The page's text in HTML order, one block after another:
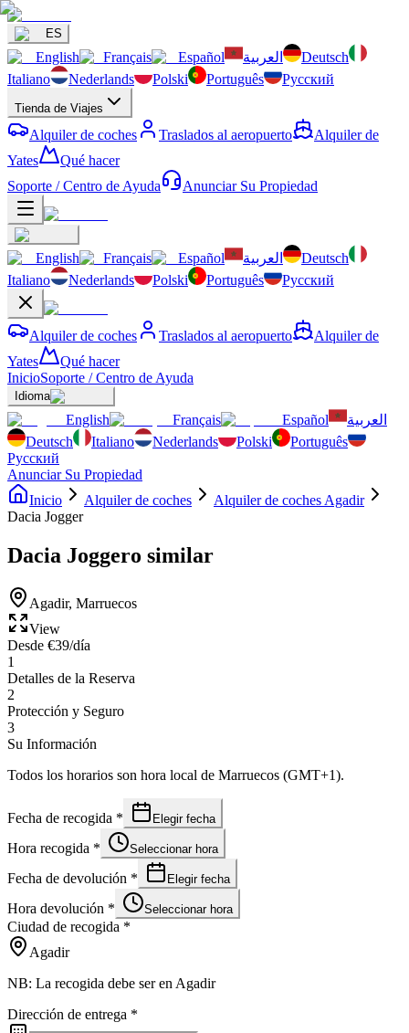
ES
English Français Español العربية
Deutsch
Italiano
Nederlands Polski Português Русский
Tienda de Viajes
Alquiler de coches Traslados al aeropuerto
Alquiler de
Yates
Qué hacer
Soporte / Centro de Ayuda
Anunciar Su Propiedad
English Français Español العربية
Deutsch
Italiano
Nederlands Polski Português Русский
Alquiler de coches Traslados al aeropuerto
Alquiler de
Yates
Qué hacer
InicioSoporte / Centro de Ayuda
Idioma
English Français Español
العربية
Deutsch
Italiano Nederlands Polski
Português
Русский
Anunciar Su Propiedad
Inicio
Alquiler de coches
Alquiler de coches Agadir
Dacia Jogger
Dacia Joggero similar
Agadir, Marruecos
View
Desde €39/día
1
Detalles de la Reserva
2
Protección y Seguro
3
Su Información
Todos los horarios son hora local de Marruecos (GMT+1).
Fecha de recogida * Elegir fecha
Hora recogida * Seleccionar hora
Fecha de devolución * Elegir fecha
Hora devolución * Seleccionar hora
Ciudad de recogida *
Agadir
NB: La recogida debe ser en Agadir
Dirección de entrega *